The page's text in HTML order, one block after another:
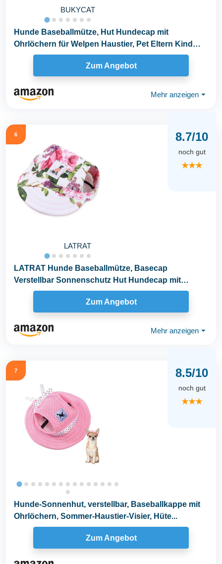
BUKYCAT
Hunde Baseballmütze, Hut Hundecap mit
Ohrlöchern für Welpen Haustier, Pet Eltern Kind
Mütze...
Zum Angebot
Mehr anzeigen ⏷
6
LATRAT
8.7/10
noch gut
★★★
LATRAT Hunde Baseballmütze, Basecap
Verstellbar Sonnenschutz Hut Hundecap mit
Ohrlöchern Sommer...
Zum Angebot
Mehr anzeigen ⏷
7 8.5/10
noch gut
★★★
Hunde-Sonnenhut, verstellbar, Baseballkappe mit
Ohrlöchern, Sommer-Haustier-Visier, Hüte...
Zum Angebot